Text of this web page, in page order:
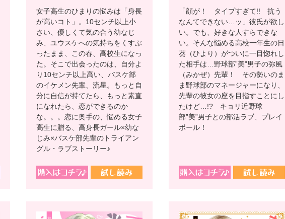
女子高生のひまりの悩みは「身長
が高いコト」。10センチ以上小
さい、優しくて気の合う幼なじ
み、ユウスケへの気持ちをくすぶ
ったまま、この春、高校生になっ
た。そこで出会ったのは、自分よ
り10センチ以上高い、バスケ部
のイケメン先輩、流星。もっと自
分に自信が持てたら、もっと素直
になれたら、恋ができるのか
な。。。恋に奥手の、悩める女子
高生に贈る、高身長ガール×幼な
じみ×バスケ部先輩のトライアン
グル・ラブストーリー♪
「顔が！ タイプすぎて!! 抗う
なんてできない…ッ」彼氏が欲し
い。でも、好きな人すらできな
い。そんな悩める高校一年生の日
葵（ひより）がついに一目惚れし
た相手は…野球部”美”男子の弥風
（みかぜ）先輩！ その勢いのま
ま野球部のマネージャーになり、
先輩の彼女の座を目指すことにし
たけど…!? キョリ近野球
部”美”男子との部活ラブ、プレイ
ボール！